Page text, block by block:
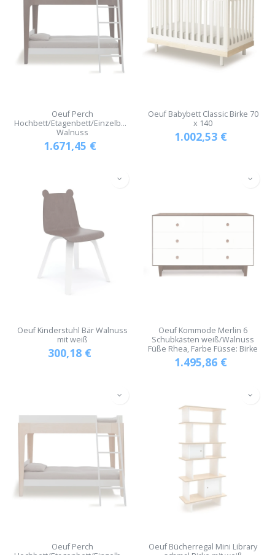
Oeuf Perch
Hochbett/Etagenbett/Einzelbett
Walnuss
1.671,45 €
Oeuf Babybett Classic Birke 70
x 140
1.002,53€
Oeuf Kinderstuhl Bär Walnuss
mit weiß
300,18 €
Oeuf Kommode Merlin 6
Schubkästen weiß/Walnuss
Füße Rhea, Farbe Füsse: Birke
1.495,86€
Oeuf Perch
Oeuf Bücherregal Mini Library